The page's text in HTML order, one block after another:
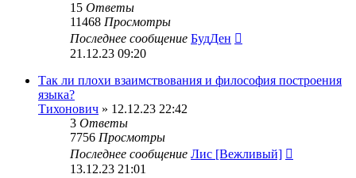
15 Ответы
11468 Просмотры
Последнее сообщение БудДен
21.12.23 09:20
Так ли плохи взаимствования и философия построения
языка?
Тихонович » 12.12.23 22:42
3 Ответы
7756 Просмотры
Последнее сообщение Лис [Вежливый]
13.12.23 21:01